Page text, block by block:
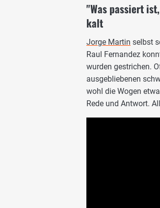
"Was passiert
kalt
Jorge Martin selbst
Raul Fernandez
wurden gestrichen.
ausgebliebenen
wohl die Wogen
Rede und Antwort.